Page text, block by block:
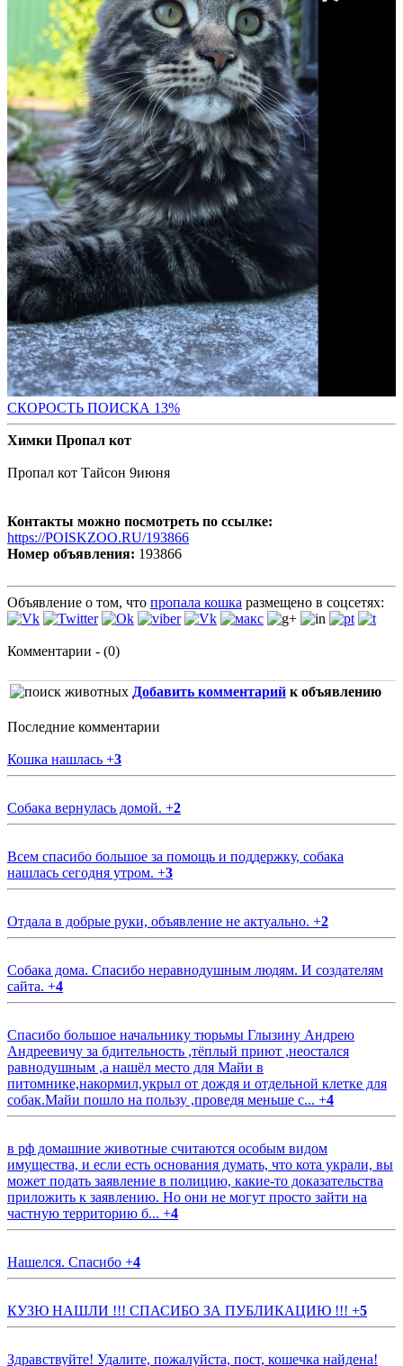
СКОРОСТЬ ПОИСКА 13%
Химки Пропал кот
Пропал кот Тайсон 9июня
Контакты можно посмотреть по ссылке:
https://POISKZOO.RU/193866
Номер объявления: 193866
Объявление о том, что пропала кошка размещено в соцсетях:
Комментарии - (0)
Добавить комментарий к объявлению
Последние комментарии
Кошка нашлась +3
Собака вернулась домой. +2
Всем спасибо большое за помощь и поддержку, собака
нашлась сегодня утром. +3
Отдала в добрые руки, объявление не актуально. +2
Собака дома. Спасибо неравнодушным людям. И создателям
сайта. +4
Спасибо большое начальнику тюрьмы Глызину Андрею
Андреевичу за бдительность ,тёплый приют ,неостался
равнодушным ,а нашёл место для Майи в
питомнике,накормил,укрыл от дождя и отдельной клетке для
собак.Майи пошло на пользу ,проведя меньше с... +4
в рф домашние животные считаются особым видом
имущества, и если есть основания думать, что кота украли, вы
может подать заявление в полицию, какие-то доказательства
приложить к заявлению. Но они не могут просто зайти на
частную территорию б... +4
Нашелся. Спасибо +4
КУЗЮ НАШЛИ !!! СПАСИБО ЗА ПУБЛИКАЦИЮ !!! +5
Здравствуйте! Удалите, пожалуйста, пост, кошечка найдена!